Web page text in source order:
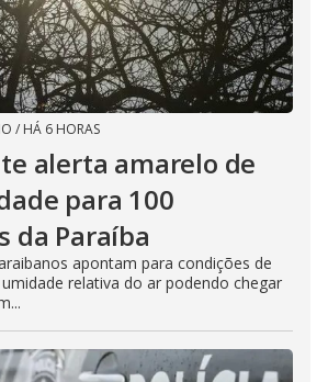
/ HÁ 6 HORAS
alerta amarelo de
para 100
da Paraíba
apontam para condições de
relativa do ar podendo chegar